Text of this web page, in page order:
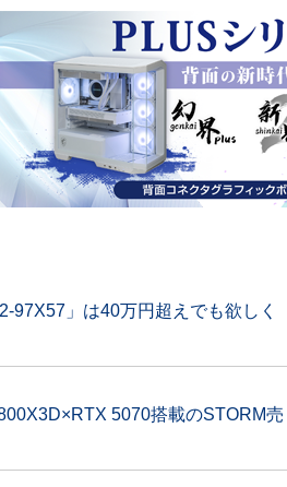
97X57」は40万円超えでも欲しく
5070搭載のSTORM売